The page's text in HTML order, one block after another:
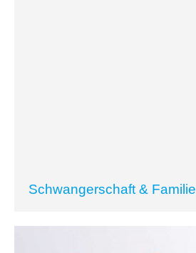
Schwangerschaft & Familie